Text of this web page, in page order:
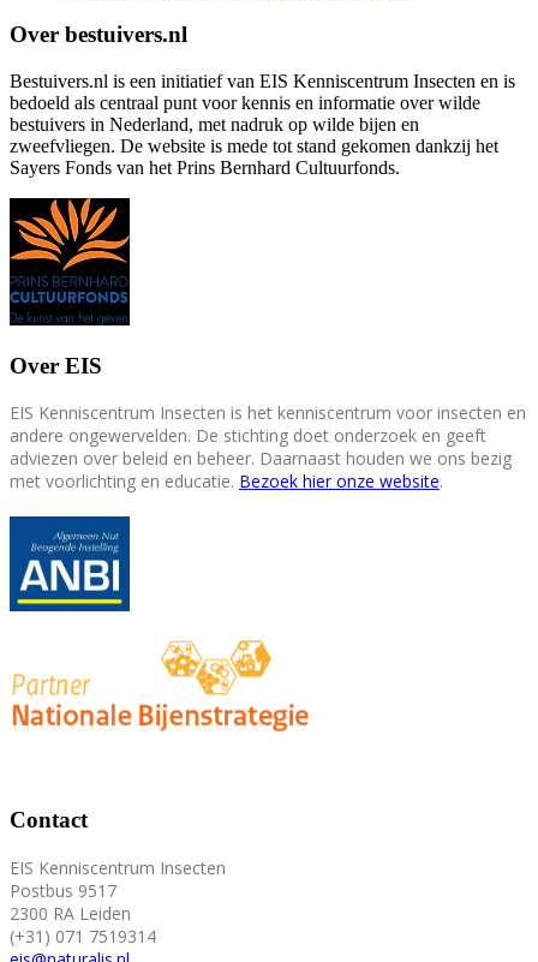
Over bestuivers.nl
Bestuivers.nl is een initiatief van EIS Kenniscentrum Insecten en is
bedoeld als centraal punt voor kennis en informatie over wilde
bestuivers in Nederland, met nadruk op wilde bijen en
zweefvliegen. De website is mede tot stand gekomen dankzij het
Sayers Fonds van het Prins Bernhard Cultuurfonds.
Over EIS
EIS Kenniscentrum Insecten is het kenniscentrum voor insecten en
andere ongewervelden. De stichting doet onderzoek en geeft
adviezen over beleid en beheer. Daarnaast houden we ons bezig
met voorlichting en educatie. Bezoek hier onze website.
Contact
EIS Kenniscentrum Insecten
Postbus 9517
2300 RA Leiden
(+31) 071 7519314